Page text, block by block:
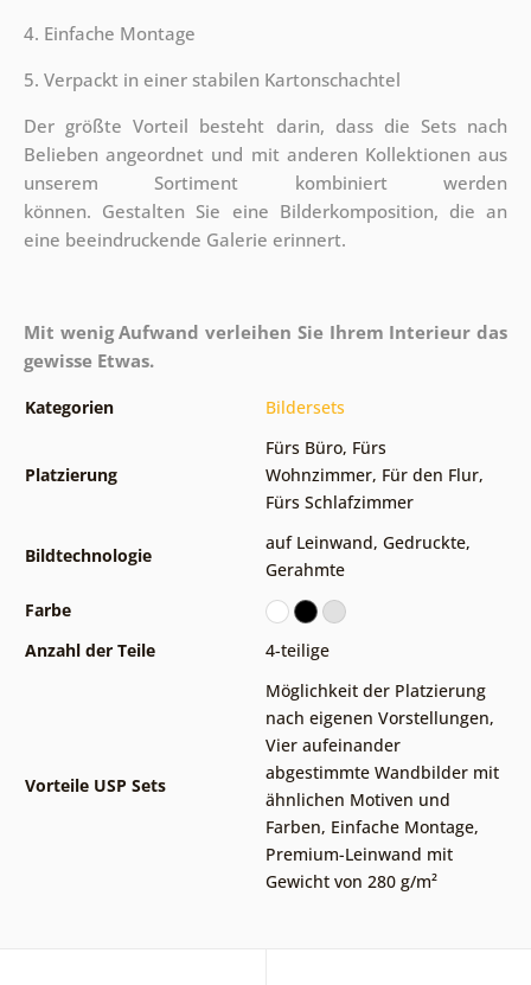
4. Einfache Montage
5. Verpackt in einer stabilen Kartonschachtel
Der größte Vorteil besteht darin, dass die Sets nach
Belieben angeordnet und mit anderen Kollektionen aus
unserem Sortiment kombiniert werden
können. Gestalten Sie eine Bilderkomposition, die an
eine beeindruckende Galerie erinnert.
Mit wenig Aufwand verleihen Sie Ihrem Interieur das
gewisse Etwas.
Kategorien Bildersets
Platzierung
Fürs Büro, Fürs
Wohnzimmer, Für den Flur,
Fürs Schlafzimmer
Bildtechnologie
auf Leinwand, Gedruckte,
Gerahmte
Farbe
Anzahl der Teile
4-teilige
Vorteile USP Sets
Möglichkeit der Platzierung
nach eigenen Vorstellungen,
Vier aufeinander
abgestimmte Wandbilder mit
ähnlichen Motiven und
Farben, Einfache Montage,
Premium-Leinwand mit
Gewicht von 280 g/m²